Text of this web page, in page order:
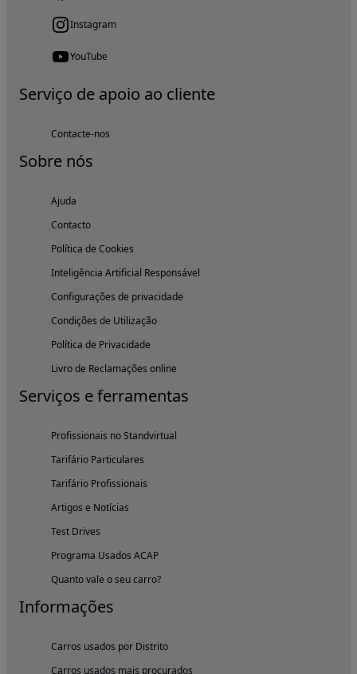
Instagram
YouTube
Serviço de apoio ao cliente
Contacte-nos
Sobre nós
Ajuda
Contacto
Política de Cookies
Inteligência Artificial Responsável
Configurações de privacidade
Condições de Utilização
Política de Privacidade
Livro de Reclamações online
Serviços e ferramentas
Profissionais no Standvirtual
Tarifário Particulares
Tarifário Profissionais
Artigos e Notícias
Test Drives
Programa Usados ACAP
Quanto vale o seu carro?
Informações
Carros usados por Distrito
Carros usados mais procurados